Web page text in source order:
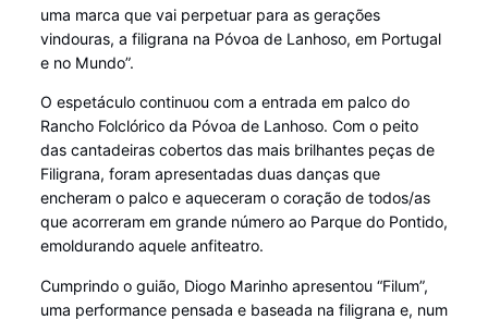
uma marca que vai perpetuar para as gerações
vindouras, a filigrana na Póvoa de Lanhoso, em Portugal
e no Mundo”.
O espetáculo continuou com a entrada em palco do
Rancho Folclórico da Póvoa de Lanhoso. Com o peito
das cantadeiras cobertos das mais brilhantes peças de
Filigrana, foram apresentadas duas danças que
encheram o palco e aqueceram o coração de todos/as
que acorreram em grande número ao Parque do Pontido,
emoldurando aquele anfiteatro.
Cumprindo o guião, Diogo Marinho apresentou “Filum”,
uma performance pensada e baseada na filigrana e, num